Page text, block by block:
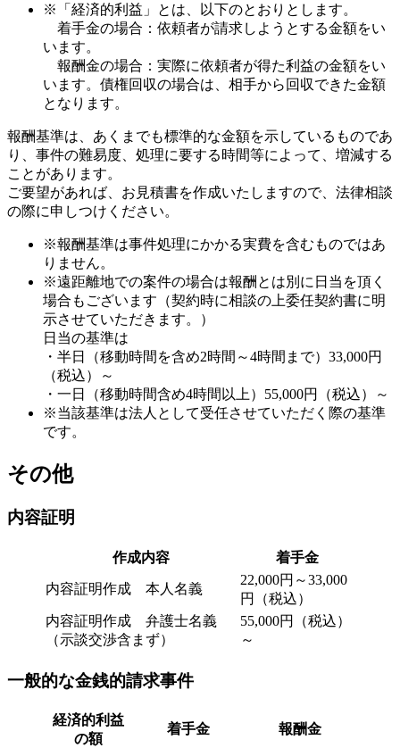
※「経済的利益」とは、以下のとおりとします。
着手金の場合：依頼者が請求しようとする金額をい
います。
報酬金の場合：実際に依頼者が得た利益の金額をい
います。債権回収の場合は、相手から回収できた金額
となります。
報酬基準は、あくまでも標準的な金額を示しているものであ
り、事件の難易度、処理に要する時間等によって、増減する
ことがあります。
ご要望があれば、お見積書を作成いたしますので、法律相談
の際に申しつけください。
※報酬基準は事件処理にかかる実費を含むものではあ
りません。
※遠距離地での案件の場合は報酬とは別に日当を頂く
場合もございます（契約時に相談の上委任契約書に明
示させていただきます。）
日当の基準は
・半日（移動時間を含め2時間～4時間まで）33,000円
（税込）～
・一日（移動時間含め4時間以上）55,000円（税込）～
※当該基準は法人として受任させていただく際の基準
です。
その他
内容証明
作成内容 着手金
内容証明作成 本人名義
22,000円～33,000
円（税込）
内容証明作成 弁護士名義
（示談交渉含まず）
55,000円（税込）
～
一般的な金銭的請求事件
経済的利益
の額
着手金 報酬金